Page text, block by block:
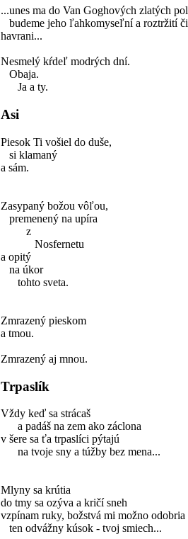
...unes ma do Van Goghových zlatých
budeme jeho ľahkomyseľní a roztržití
havrani...
Nesmelý kŕdeľ modrých dní.
Obaja.
Ja a ty.
Asi
Piesok Ti vošiel do duše,
si klamaný
a sám.
Zasypaný božou vôľou,
premenený na upíra
z
Nosfernetu
a opitý
na úkor
tohto sveta.
Zmrazený pieskom
a tmou.
Zmrazený aj mnou.
Trpaslík
Vždy keď sa strácaš
a padáš na zem ako záclona
v šere sa ťa trpaslíci pýtajú
na tvoje sny a túžby bez mena...
Mlyny sa krútia
do tmy sa ozýva a kričí sneh
vzpínam ruky, božstvá mi možno odobria
ten odvážny kúsok - tvoj smiech...